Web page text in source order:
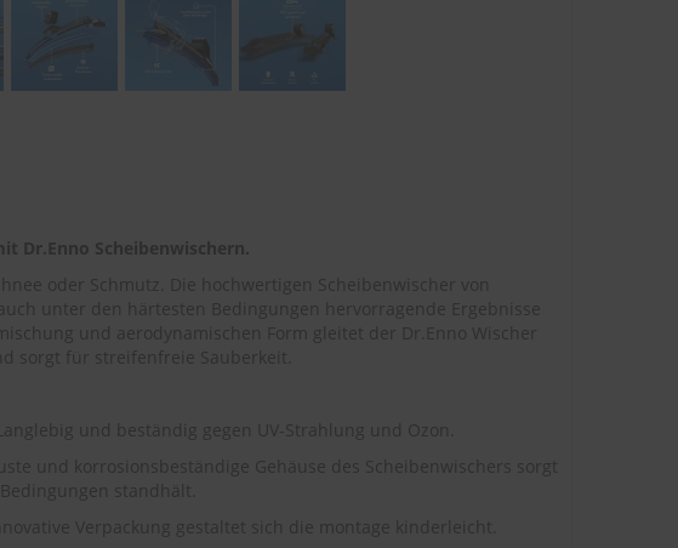
Dr.Enno Scheibenwischern.
oder Schmutz. Die hochwertigen Scheibenwischer von
unter den härtesten Bedingungen hervorragende Ergebnisse
und aerodynamischen Form gleitet der Dr.Enno Wischer
sorgt für streifenfreie Sauberkeit.
und beständig gegen UV-Strahlung und Ozon.
und korrosionsbeständige Gehäuse des Scheibenwischers sorgt
standhält.
Verpackung gestaltet sich die montage kinderleicht.